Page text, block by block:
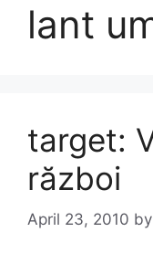
lant
target:
război
April 23, 2010 by